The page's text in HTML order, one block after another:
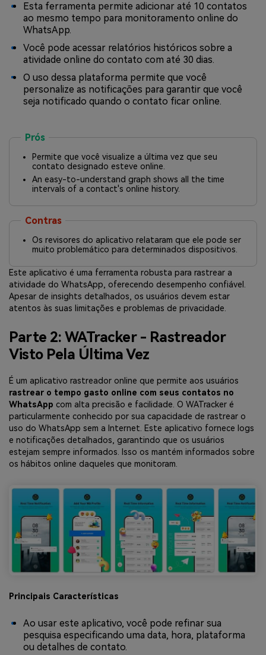
Esta ferramenta permite adicionar até 10 contatos
ao mesmo tempo para monitoramento online do
WhatsApp.
Você pode acessar relatórios históricos sobre a
atividade online do contato com até 30 dias.
O uso dessa plataforma permite que você
personalize as notificações para garantir que você
seja notificado quando o contato ficar online.
Prós
Permite que você visualize a última vez que seu
contato designado esteve online.
An easy-to-understand graph shows all the time
intervals of a contact's online history.
Contras
Os revisores do aplicativo relataram que ele pode ser
muito problemático para determinados dispositivos.
Este aplicativo é uma ferramenta robusta para rastrear a
atividade do WhatsApp, oferecendo desempenho confiável.
Apesar de insights detalhados, os usuários devem estar
atentos às suas limitações e problemas de privacidade.
Parte 2: WATracker - Rastreador
Visto Pela Última Vez
É um aplicativo rastreador online que permite aos usuários
rastrear o tempo gasto online com seus contatos no
WhatsApp com alta precisão e facilidade. O WATracker é
particularmente conhecido por sua capacidade de rastrear o
uso do WhatsApp sem a Internet. Este aplicativo fornece logs
e notificações detalhados, garantindo que os usuários
estejam sempre informados. Isso os mantém informados sobre
os hábitos online daqueles que monitoram.
Principais Características
Ao usar este aplicativo, você pode refinar sua
pesquisa especificando uma data, hora, plataforma
ou detalhes de contato.